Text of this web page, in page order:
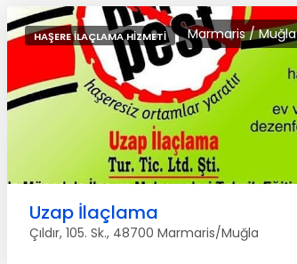
Marmaris / Muğla
HAŞERE İLAÇLAMA HIZMETI
Uzap İlaçlama
Çıldır, 105. Sk., 48700 Marmaris/Muğla